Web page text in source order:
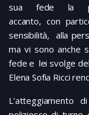
sua fede la
accanto, con
sensibilità, alla
ma vi sono anche
fede e lei svolge
Elena Sofia Ricci
L’atteggiamento